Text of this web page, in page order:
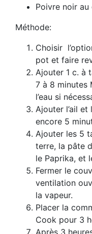
Poivre noir au
Méthode:
Choisir
pot et faire
Ajouter 1 c. à
7 à 8 minutes
l’eau si
Ajouter l’ail
encore 5
Ajouter les 5
terre, la pâte
le Paprika, et
Fermer le
ventilation
la vapeur.
Placer la
Cook pour 3
Après 3